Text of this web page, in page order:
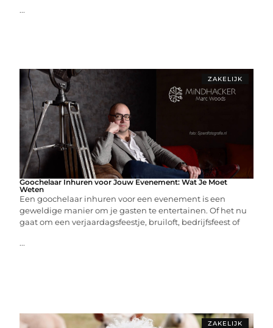
...
ZAKELIJK
Goochelaar Inhuren voor Jouw Evenement: Wat Je Moet
Weten
Een goochelaar inhuren voor een evenement is een
geweldige manier om je gasten te entertainen. Of het nu
gaat om een verjaardagsfeestje, bruiloft, bedrijfsfeest of
...
ZAKELIJK